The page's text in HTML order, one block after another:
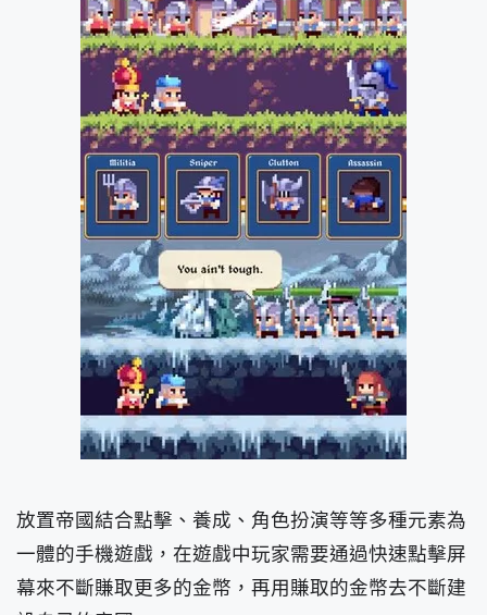
放置帝國結合點擊、養成、角色扮演等等多種元素為
一體的手機遊戲，在遊戲中玩家需要通過快速點擊屏
幕來不斷賺取更多的金幣，再用賺取的金幣去不斷建